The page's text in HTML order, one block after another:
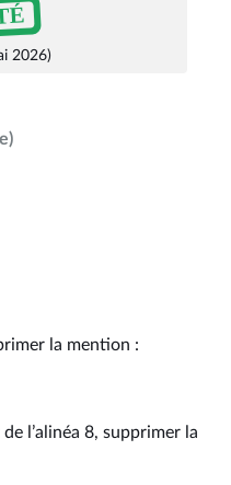
2026)
la mention :
l’alinéa 8, supprimer la